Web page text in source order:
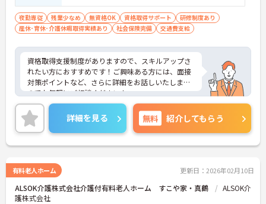
夜勤専従 残業少なめ 無資格OK 資格取得サポート
研修制度あり
産休･育休･介護休暇取得実績あり
社会保険完備 交通費支給
資格取得支援制度がありますので、スキルアップさ
れたい方におすすめです！ご興味ある方には、面接
対策ポイントなど、さらに詳細をお話しいたします
のでお気軽にご相談ください！
詳細を見る 無料 紹介してもらう
有料老人ホーム 更新日：2026年02月10日
ALSOK介護株式会社介護付有料老人ホーム すこや家・真鶴
ALSOK介
護株式会社